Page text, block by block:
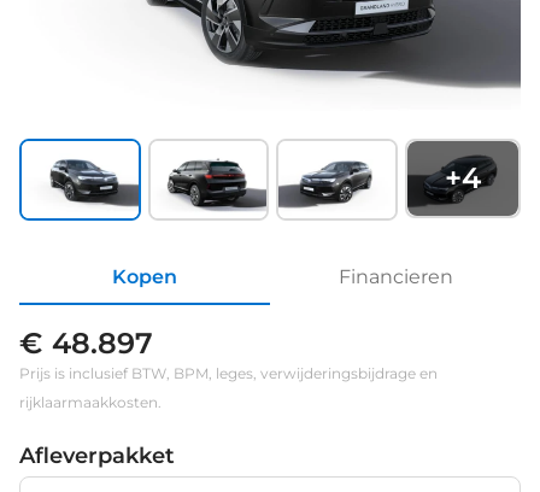
+4
Kopen Financieren
€ 48.897
Prijs is inclusief BTW, BPM, leges, verwijderingsbijdrage en
rijklaarmaakkosten.
Afleverpakket